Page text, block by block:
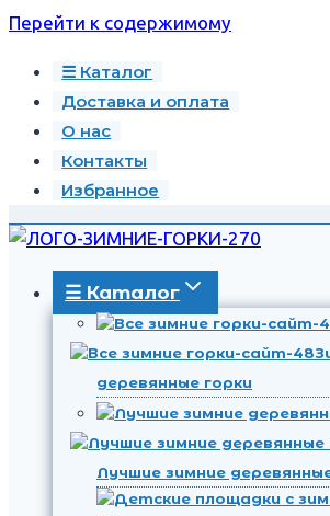
Перейти к содержимому
☰ Каталог
Доставка и оплата
О нас
Контакты
Избранное
☰ Каталог
деревянные горки
Лучшие зимние